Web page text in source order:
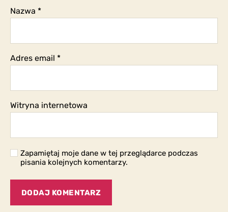
Nazwa *
Adres email *
Witryna internetowa
Zapamiętaj moje dane w tej przeglądarce podczas
pisania kolejnych komentarzy.